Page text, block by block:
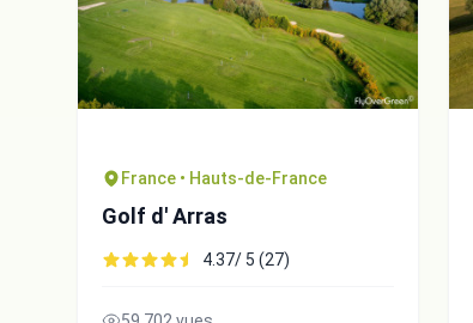
France • Hauts-de-France
Golf d' Arras
4.37/ 5 (27)